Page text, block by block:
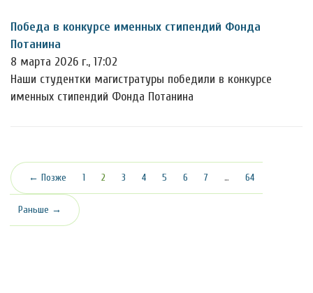
Победа в конкурсе именных стипендий Фонда
Потанина
8 марта 2026 г., 17:02
Наши студентки магистратуры победили в конкурсе
именных стипендий Фонда Потанина
← Позже 1 2 (текущая)
3 4 5 6 7 … 64
Раньше →